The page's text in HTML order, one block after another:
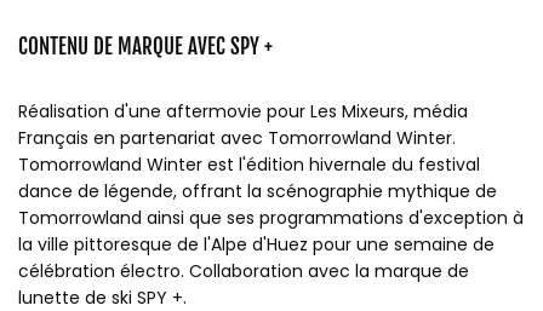
CONTENU DE MARQUE AVEC SPY +
Réalisation d'une aftermovie pour Les Mixeurs, média
Français en partenariat avec Tomorrowland Winter.
Tomorrowland Winter est l'édition hivernale du festival
dance de légende, offrant la scénographie mythique de
Tomorrowland ainsi que ses programmations d'exception à
la ville pittoresque de l'Alpe d'Huez pour une semaine de
célébration électro. Collaboration avec la marque de
lunette de ski SPY +.